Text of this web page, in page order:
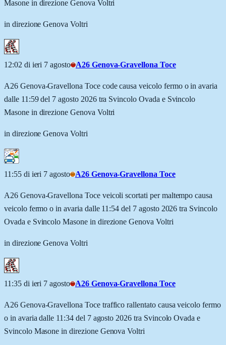
Masone in direzione Genova Voltri
in direzione Genova Voltri
12:02 di ieri 7 agosto A26 Genova-Gravellona Toce
A26 Genova-Gravellona Toce code causa veicolo fermo o in avaria
dalle 11:59 del 7 agosto 2026 tra Svincolo Ovada e Svincolo
Masone in direzione Genova Voltri
in direzione Genova Voltri
11:55 di ieri 7 agosto A26 Genova-Gravellona Toce
A26 Genova-Gravellona Toce veicoli scortati per maltempo causa
veicolo fermo o in avaria dalle 11:54 del 7 agosto 2026 tra Svincolo
Ovada e Svincolo Masone in direzione Genova Voltri
in direzione Genova Voltri
11:35 di ieri 7 agosto A26 Genova-Gravellona Toce
A26 Genova-Gravellona Toce traffico rallentato causa veicolo fermo
o in avaria dalle 11:34 del 7 agosto 2026 tra Svincolo Ovada e
Svincolo Masone in direzione Genova Voltri